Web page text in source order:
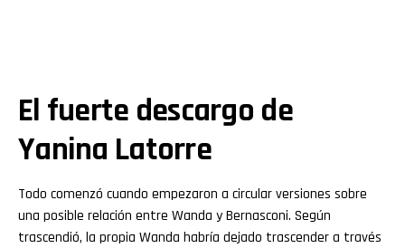
El fuerte descargo de
Yanina Latorre
Todo comenzó cuando empezaron a circular versiones sobre
una posible relación entre Wanda y Bernasconi. Según
trascendió, la propia Wanda habría dejado trascender a través